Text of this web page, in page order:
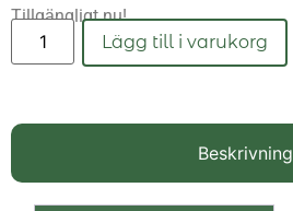
Tillgängligt nu!
Läs mer
Lägg till i varukorg
Beskrivning